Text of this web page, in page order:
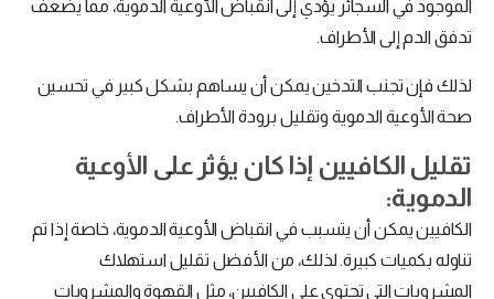
الموجود في السجائر يؤدي إلى انقباض الأوعية الدموية، مما يضعف
تدفق الدم إلى الأطراف.
لذلك فإن تجنب التدخين يمكن أن يساهم بشكل كبير في تحسين
صحة الأوعية الدموية وتقليل برودة الأطراف.
تقليل الكافيين إذا كان يؤثر على الأوعية
الدموية:
الكافيين يمكن أن يتسبب في انقباض الأوعية الدموية، خاصة إذا تم
تناوله بكميات كبيرة. لذلك، من الأفضل تقليل استهلاك
المشروبات التي تحتوي على الكافيين، مثل القهوة والمشروبات